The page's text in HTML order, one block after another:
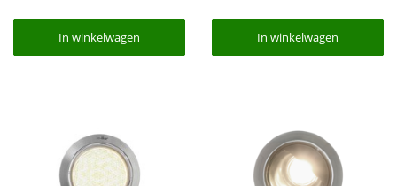
In winkelwagen
In winkelwagen In winkelwagen
In winkelwagen